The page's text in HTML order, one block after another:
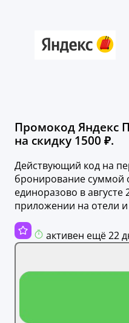
Промокод Яндекс
на скидку 1500 ₽.
Действующий код на
бронирование суммой
единоразово в
приложении на отели
активен ещё 22